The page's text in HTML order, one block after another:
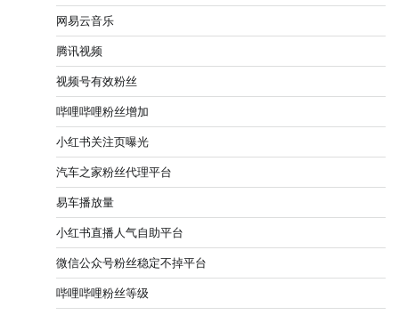
网易云音乐
腾讯视频
视频号有效粉丝
哔哩哔哩粉丝增加
小红书关注页曝光
汽车之家粉丝代理平台
易车播放量
小红书直播人气自助平台
微信公众号粉丝稳定不掉平台
哔哩哔哩粉丝等级